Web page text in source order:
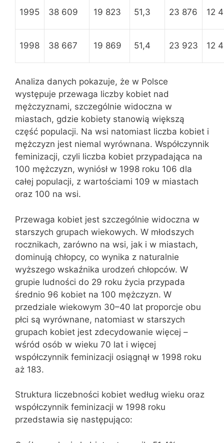
1995 38 609 19 823 51,3 23 876 12
1998 38 667 19 869 51,4 23 923 12
Analiza danych pokazuje, że w Polsce
występuje przewaga liczby kobiet nad
mężczyznami, szczególnie widoczna w
miastach, gdzie kobiety stanowią większą
część populacji. Na wsi natomiast liczba kobiet i
mężczyzn jest niemal wyrównana. Współczynnik
feminizacji, czyli liczba kobiet przypadająca na
100 mężczyzn, wyniósł w 1998 roku 106 dla
całej populacji, z wartościami 109 w miastach
oraz 100 na wsi.
Przewaga kobiet jest szczególnie widoczna w
starszych grupach wiekowych. W młodszych
rocznikach, zarówno na wsi, jak i w miastach,
dominują chłopcy, co wynika z naturalnie
wyższego wskaźnika urodzeń chłopców. W
grupie ludności do 29 roku życia przypada
średnio 96 kobiet na 100 mężczyzn. W
przedziale wiekowym 30–40 lat proporcje obu
płci są wyrównane, natomiast w starszych
grupach kobiet jest zdecydowanie więcej –
wśród osób w wieku 70 lat i więcej
współczynnik feminizacji osiągnął w 1998 roku
aż 183.
Struktura liczebności kobiet według wieku oraz
współczynnik feminizacji w 1998 roku
przedstawia się następująco: